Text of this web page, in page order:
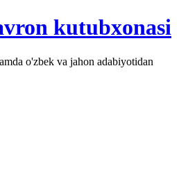
o'zbek va jahon adabiyotidan